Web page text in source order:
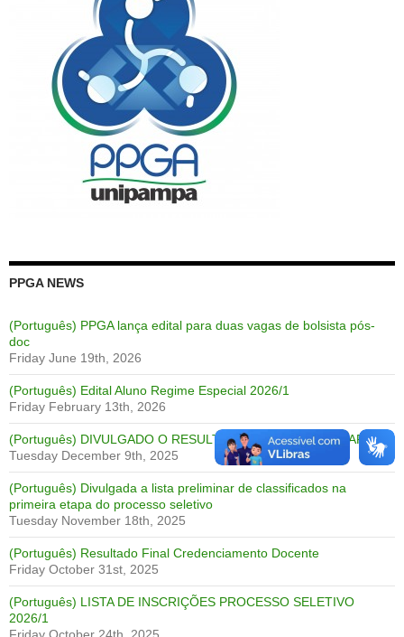
PPGA NEWS
(Português) PPGA lança edital para duas vagas de bolsista pós-
doc
Friday June 19th, 2026
(Português) Edital Aluno Regime Especial 2026/1
Friday February 13th, 2026
(Português) DIVULGADO O RESULTADO FINAL PRELIMINAR
Tuesday December 9th, 2025
(Português) Divulgada a lista preliminar de classificados na
primeira etapa do processo seletivo
Tuesday November 18th, 2025
(Português) Resultado Final Credenciamento Docente
Friday October 31st, 2025
(Português) LISTA DE INSCRIÇÕES PROCESSO SELETIVO
2026/1
Friday October 24th, 2025